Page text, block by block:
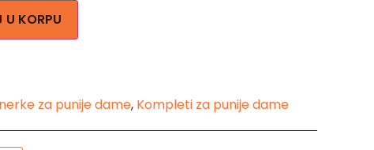
KORPU
za punije dame, Kompleti za punije dame